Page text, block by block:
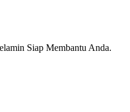
Siap Membantu Anda.